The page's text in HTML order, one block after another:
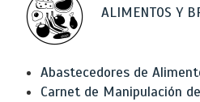
ALIMENTOS Y
Abastecedores de
Carnet de Manipulación